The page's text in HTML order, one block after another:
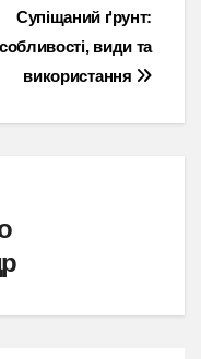
Супіщаний ґрунт:
види та
використання